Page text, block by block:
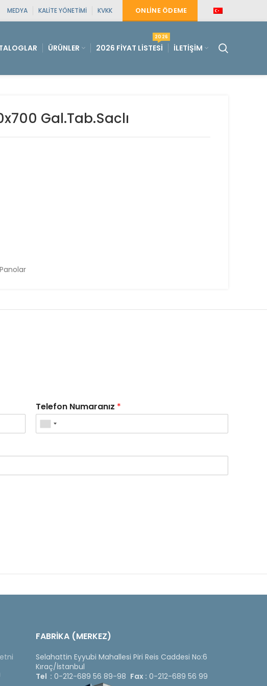
MEDYA KALITE YÖNETIMI KVKK ONLINE ÖDEME
ÜRÜNLER 2026 FIYAT LISTESI
2026
İLETIŞIM
Gal.Tab.Saclı
Telefon Numaranız *
FABRİKA (MERKEZ)
Selahattin Eyyubi Mahallesi Piri Reis Caddesi No:6
Kıraç/İstanbul
Tel : 0-212-689 56 89-98 Fax : 0-212-689 56 99